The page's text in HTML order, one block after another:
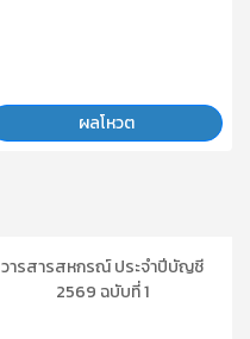
ผลโหวต
วารสารสหกรณ์ ประจำปีบัญชี
2569 ฉบับที่ 1